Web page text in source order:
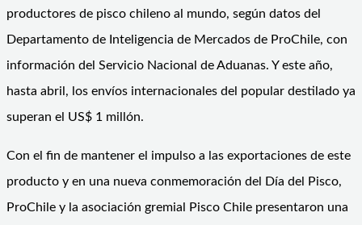
productores de pisco chileno al mundo, según datos del
Departamento de Inteligencia de Mercados de ProChile, con
información del Servicio Nacional de Aduanas. Y este año,
hasta abril, los envíos internacionales del popular destilado ya
superan el US$ 1 millón.
Con el fin de mantener el impulso a las exportaciones de este
producto y en una nueva conmemoración del Día del Pisco,
ProChile y la asociación gremial Pisco Chile presentaron una